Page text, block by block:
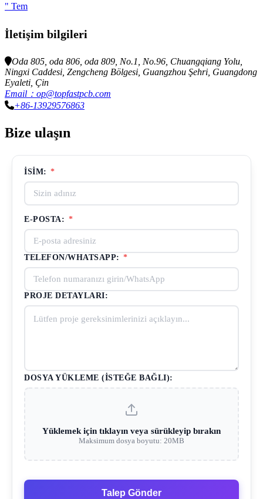
" Tem
İletişim bilgileri
Oda 805, oda 806, oda 809, No.1, No.96, Chuangqiang Yolu,
Ningxi Caddesi, Zengcheng Bölgesi, Guangzhou Şehri, Guangdong
Eyaleti, Çin
Email：op@topfastpcb.com
+86-13929576863
Bize ulaşın
İSIM: *
E-POSTA: *
TELEFON/WHATSAPP: *
PROJE DETAYLARI:
DOSYA YÜKLEME (İSTEĞE BAĞLI):
Yüklemek için tıklayın veya sürükleyip bırakın
Maksimum dosya boyutu: 20MB
Talep Gönder